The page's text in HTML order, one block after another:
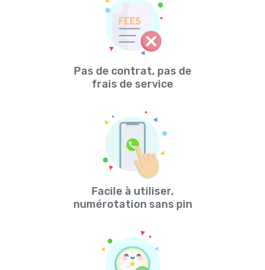
Pas de contrat, pas de
frais de service
Facile à utiliser,
numérotation sans pin